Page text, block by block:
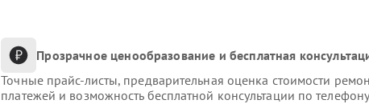
Прозрачное ценообразование и бесплатная
Точные прайс-листы, предварительная оценка стоимости
платежей и возможность бесплатной консультации по